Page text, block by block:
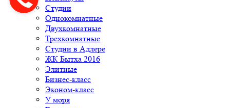
Студии
Однокомнатные
Двухкомнатные
Трехкомнатные
Студии в Адлере
ЖК Бытха 2016
Элитные
Бизнес-класс
Эконом-класс
У моря